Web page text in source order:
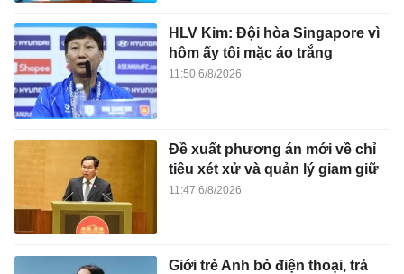
HLV Kim: Đội hòa Singapore vì
hôm ấy tôi mặc áo trắng
11:50 6/8/2026
Đề xuất phương án mới về chỉ
tiêu xét xử và quản lý giam giữ
11:47 6/8/2026
Giới trẻ Anh bỏ điện thoại, trả